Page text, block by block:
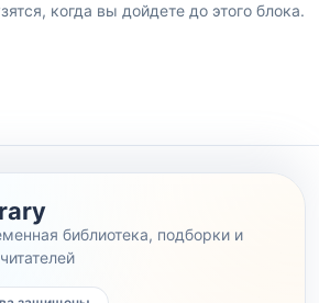
когда вы дойдете до этого блока.
библиотека, подборки и